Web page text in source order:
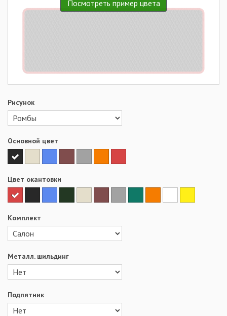
Посмотреть пример цвета
Рисунок
Основной цвет
Цвет окантовки
Комплект
Металл. шильдинг
Подпятник